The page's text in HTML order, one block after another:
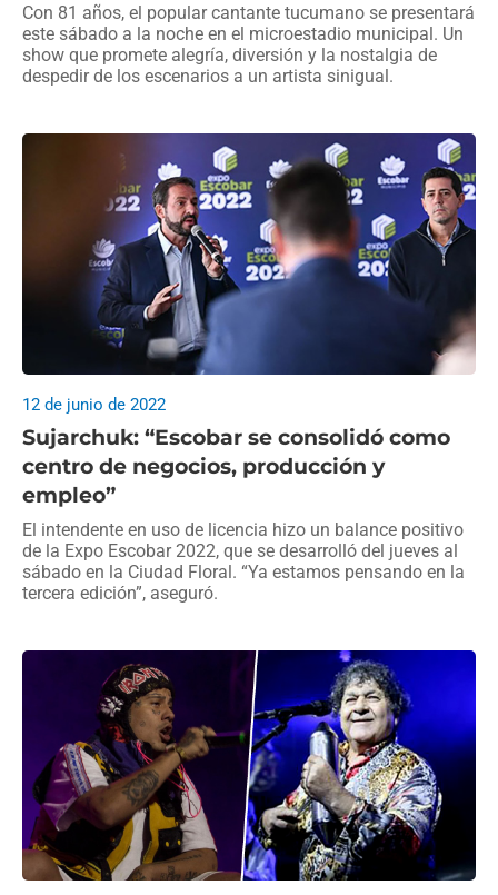
Con 81 años, el popular cantante tucumano se presentará
este sábado a la noche en el microestadio municipal. Un
show que promete alegría, diversión y la nostalgia de
despedir de los escenarios a un artista sinigual.
Sujarchuk: “Escobar se consolidó como
centro de negocios, producción y
empleo”
12 de junio de 2022
El intendente en uso de licencia hizo un balance positivo
de la Expo Escobar 2022, que se desarrolló del jueves al
sábado en la Ciudad Floral. “Ya estamos pensando en la
tercera edición”, aseguró.